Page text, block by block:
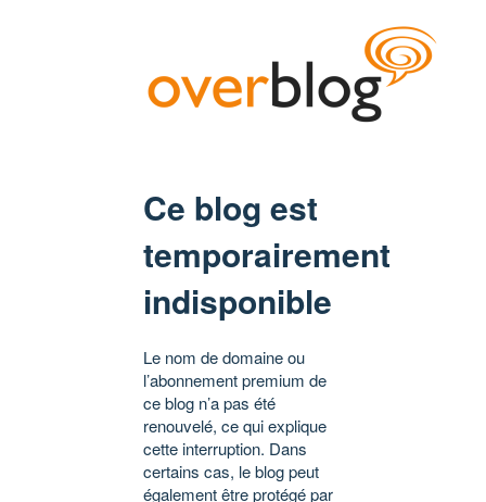
Ce blog est
temporairement
indisponible
Le nom de domaine ou
l’abonnement premium de
ce blog n’a pas été
renouvelé, ce qui explique
cette interruption. Dans
certains cas, le blog peut
également être protégé par